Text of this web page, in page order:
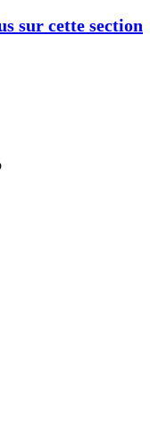
sur cette section